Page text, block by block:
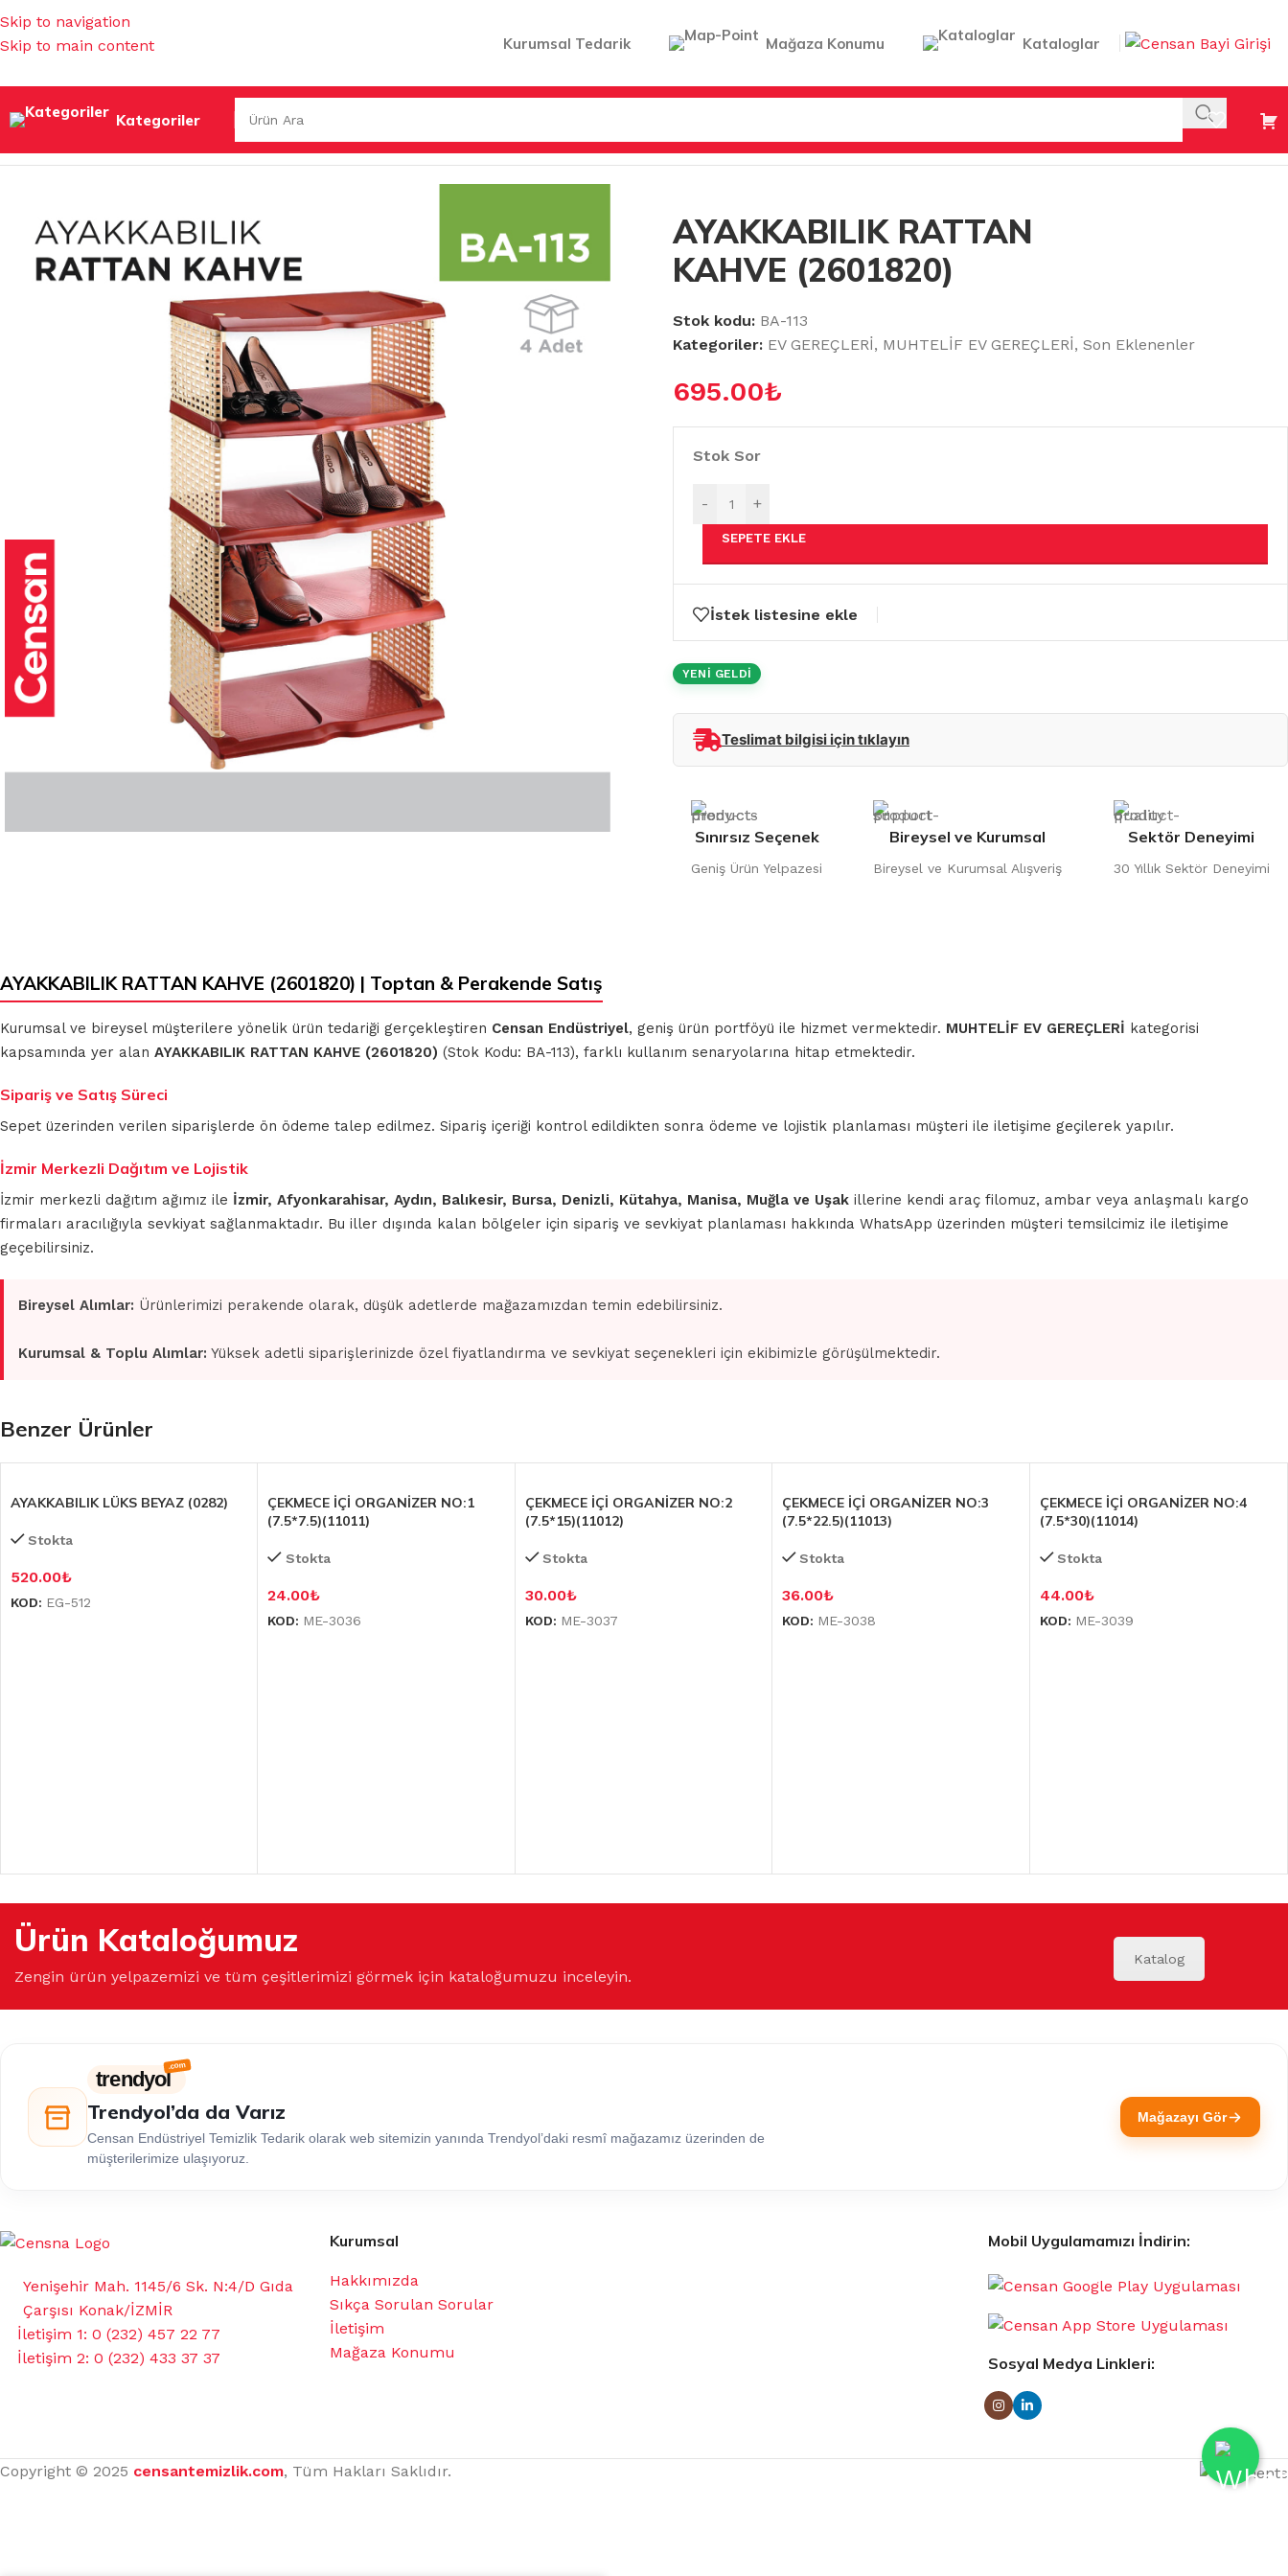
Skip to navigation
Skip to main content
Kurumsal Tedarik Mağaza Konumu Kataloglar
Kategoriler
MUHTELİF EV GEREÇLERİ/AYAKKABILIK RATTAN KAHVE (2601820)
AYAKKABILIK RATTAN
KAHVE (2601820)
Stok kodu: BA-113
Kategoriler: EV GEREÇLERİ, MUHTELİF EV GEREÇLERİ, Son Eklenenler
695.00₺
Stok Sor
- +
SEPETE EKLE
İstek listesine ekle
YENİ GELDİ
Teslimat bilgisi için tıklayın
Sınırsız Seçenek
Geniş Ürün Yelpazesi
Bireysel ve Kurumsal
Bireysel ve Kurumsal Alışveriş
Sektör Deneyimi
30 Yıllık Sektör Deneyimi
AYAKKABILIK RATTAN KAHVE (2601820) | Toptan & Perakende Satış
Kurumsal ve bireysel müşterilere yönelik ürün tedariği gerçekleştiren Censan Endüstriyel, geniş ürün portföyü ile hizmet vermektedir. MUHTELİF EV GEREÇLERİ kategorisi
kapsamında yer alan AYAKKABILIK RATTAN KAHVE (2601820) (Stok Kodu: BA-113), farklı kullanım senaryolarına hitap etmektedir.
Sipariş ve Satış Süreci
Sepet üzerinden verilen siparişlerde ön ödeme talep edilmez. Sipariş içeriği kontrol edildikten sonra ödeme ve lojistik planlaması müşteri ile iletişime geçilerek yapılır.
İzmir Merkezli Dağıtım ve Lojistik
İzmir merkezli dağıtım ağımız ile İzmir, Afyonkarahisar, Aydın, Balıkesir, Bursa, Denizli, Kütahya, Manisa, Muğla ve Uşak illerine kendi araç filomuz, ambar veya anlaşmalı kargo
firmaları aracılığıyla sevkiyat sağlanmaktadır. Bu iller dışında kalan bölgeler için sipariş ve sevkiyat planlaması hakkında WhatsApp üzerinden müşteri temsilcimiz ile iletişime
geçebilirsiniz.
Bireysel Alımlar: Ürünlerimizi perakende olarak, düşük adetlerde mağazamızdan temin edebilirsiniz.
Kurumsal & Toplu Alımlar: Yüksek adetli siparişlerinizde özel fiyatlandırma ve sevkiyat seçenekleri için ekibimizle görüşülmektedir.
Benzer Ürünler
AYAKKABILIK LÜKS BEYAZ (0282)
Stokta
520.00₺
KOD: EG-512
ÇEKMECE İÇİ ORGANİZER NO:1
(7.5*7.5)(11011)
Stokta
24.00₺
KOD: ME-3036
ÇEKMECE İÇİ ORGANİZER NO:2
(7.5*15)(11012)
Stokta
30.00₺
KOD: ME-3037
ÇEKMECE İÇİ ORGANİZER NO:3
(7.5*22.5)(11013)
Stokta
36.00₺
KOD: ME-3038
ÇEKMECE İÇİ ORGANİZER NO:4
(7.5*30)(11014)
Stokta
44.00₺
KOD: ME-3039
Ürün Kataloğumuz
Zengin ürün yelpazemizi ve tüm çeşitlerimizi görmek için kataloğumuzu inceleyin.
Katalog
trendyol
Trendyol’da da Varız
Censan Endüstriyel Temizlik Tedarik olarak web sitemizin yanında Trendyol’daki resmî mağazamız üzerinden de
müşterilerimize ulaşıyoruz.
Mağazayı Gör
Yenişehir Mah. 1145/6 Sk. N:4/D Gıda
Çarşısı Konak/İZMİR
İletişim 1: 0 (232) 457 22 77
İletişim 2: 0 (232) 433 37 37
Kurumsal
Hakkımızda
Sıkça Sorulan Sorular
İletişim
Mağaza Konumu
Mobil Uygulamamızı İndirin:
Sosyal Medya Linkleri:
Copyright © 2025 censantemizlik.com, Tüm Hakları Saklıdır.